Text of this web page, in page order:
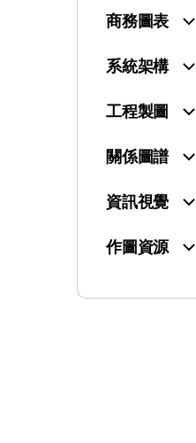
商務圖表
系統架構
工程製圖
關係圖譜
資訊視覺
作圖資源